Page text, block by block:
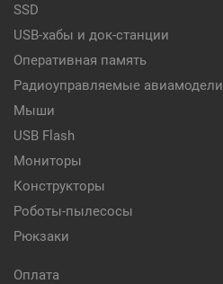
SSD
USB-хабы и док-станции
Оперативная память
Радиоуправляемые авиамодели
Мыши
USB Flash
Мониторы
Конструкторы
Роботы-пылесосы
Рюкзаки
Оплата